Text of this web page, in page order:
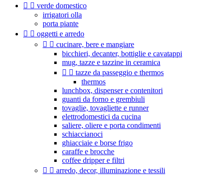
  verde domestico
irrigatori olla
porta piante
  oggetti e arredo
  cucinare, bere e mangiare
bicchieri, decanter, bottiglie e cavatappi
mug, tazze e tazzine in ceramica
  tazze da passeggio e thermos
thermos
lunchbox, dispenser e contenitori
guanti da forno e grembiuli
tovaglie, tovagliette e runner
elettrodomestici da cucina
saliere, oliere e porta condimenti
schiaccianoci
ghiacciaie e borse frigo
caraffe e brocche
coffee dripper e filtri
  arredo, decor, illuminazione e tessili